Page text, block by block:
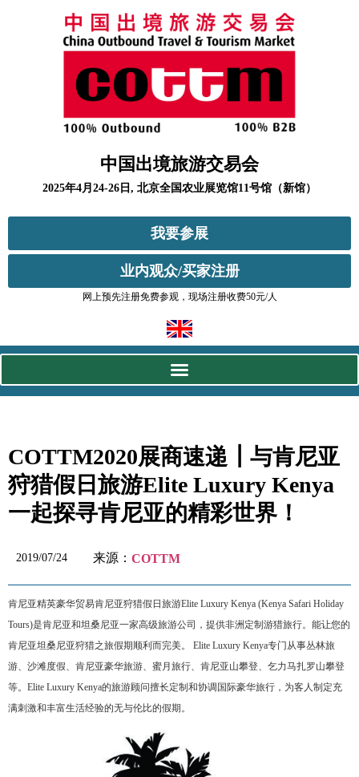
中国出境旅游交易会
2025年4月24-26日, 北京全国农业展览馆11号馆（新馆）
我要参展
业内观众/买家注册
网上预先注册免费参观，现场注册收费50元/人
COTTM2020展商速递┃与肯尼亚
狩猎假日旅游Elite Luxury Kenya
一起探寻肯尼亚的精彩世界！
2019/07/24 来源： COTTM
肯尼亚精英豪华贸易肯尼亚狩猎假日旅游Elite Luxury Kenya (Kenya Safari Holiday
Tours)是肯尼亚和坦桑尼亚一家高级旅游公司，提供非洲定制游猎旅行。能让您的
肯尼亚坦桑尼亚狩猎之旅假期顺利而完美。 Elite Luxury Kenya专门从事丛林旅
游、沙滩度假、肯尼亚豪华旅游、蜜月旅行、肯尼亚山攀登、乞力马扎罗山攀登
等。Elite Luxury Kenya的旅游顾问擅长定制和协调国际豪华旅行，为客人制定充
满刺激和丰富生活经验的无与伦比的假期。